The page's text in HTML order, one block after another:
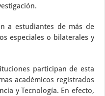
a estudiantes de más de
especiales o bilaterales y
participan de esta
académicos registrados
y Tecnología. En efecto,